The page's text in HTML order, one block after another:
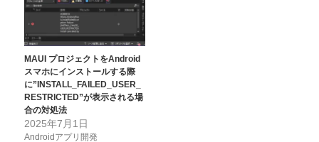
MAUI プロジェクトをAndroid
スマホにインストールする際
に”INSTALL_FAILED_USER_
RESTRICTED”が表示される場
合の対処法
2025年7月1日
Androidアプリ開発